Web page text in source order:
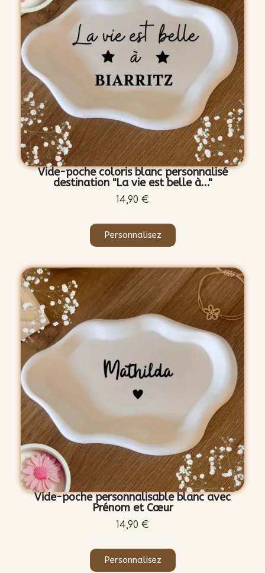
Vide-poche coloris blanc personnalisé
destination "La vie est belle à..."
14,90 €
Personnalisez
Vide-poche personnalisable blanc avec
Prénom et Cœur
14,90 €
Personnalisez